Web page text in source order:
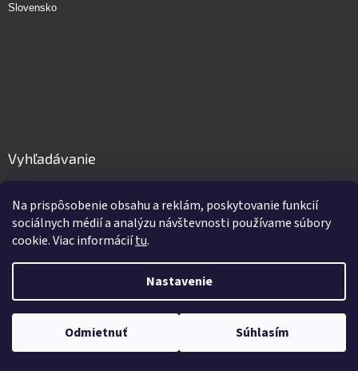
Na prispôsobenie obsahu a reklám, poskytovanie funkcií
sociálnych médií a analýzu návštevnosti používame súbory
cookie. Viac informáciítu.
Nastavenie
Odmietnuť Súhlasím
Slovensko
Vyhľadávanie
HĽADAŤ
Copyright 2026GastroPro.sk. Všetky práva vyhradené.Upraviť